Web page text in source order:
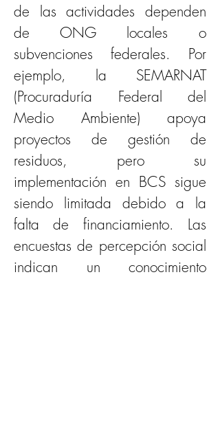
de las actividades dependen
de ONG locales o
subvenciones federales. Por
ejemplo, la SEMARNAT
(Procuraduría Federal del
Medio Ambiente) apoya
proyectos de gestión de
residuos, pero su
implementación en BCS sigue
siendo limitada debido a la
falta de financiamiento. Las
encuestas de percepción social
indican un conocimiento